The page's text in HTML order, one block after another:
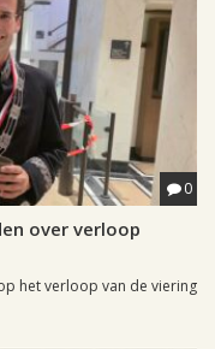
0
over verloop
het verloop van de viering